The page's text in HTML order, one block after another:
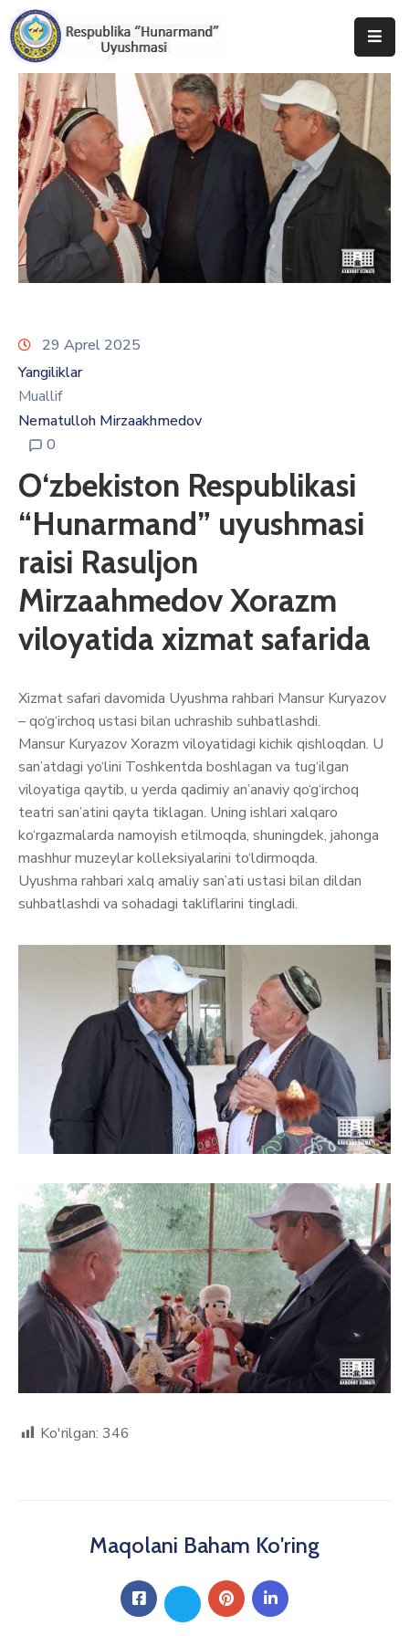
Bosh
Sahifa
Uyushma
Haqida
Tadbirlar
Milliy
Katalog
29 Aprel 2025
Yangiliklar
Muallif
Nematulloh Mirzaakhmedov
0
O‘zbekiston Respublikasi
“Hunarmand” uyushmasi
raisi Rasuljon
Mirzaahmedov Xorazm
viloyatida xizmat safarida
Xizmat safari davomida Uyushma rahbari Mansur Kuryazov
– qo‘g‘irchoq ustasi bilan uchrashib suhbatlashdi.
Mansur Kuryazov Xorazm viloyatidagi kichik qishloqdan. U
san’atdagi yo‘lini Toshkentda boshlagan va tug‘ilgan
viloyatiga qaytib, u yerda qadimiy an’anaviy qo‘g‘irchoq
teatri san’atini qayta tiklagan. Uning ishlari xalqaro
ko‘rgazmalarda namoyish etilmoqda, shuningdek, jahonga
mashhur muzeylar kolleksiyalarini to‘ldirmoqda.
Uyushma rahbari xalq amaliy san’ati ustasi bilan dildan
suhbatlashdi va sohadagi takliflarini tingladi.
Ko'rilgan: 346
Maqolani Baham Ko'ring